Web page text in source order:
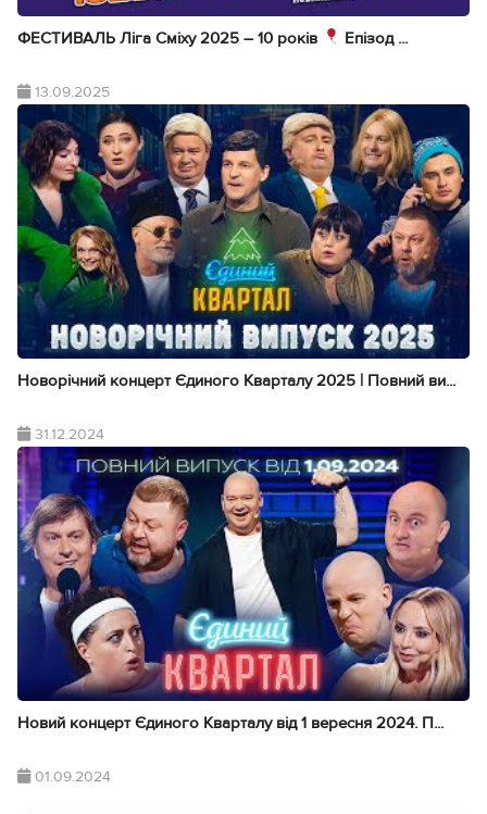
ФЕСТИВАЛЬ Ліга Сміху 2025 – 10 років Епізод ...
13.09.2025
Новорічний концерт Єдиного Кварталу 2025 | Повний ви...
31.12.2024
Новий концерт Єдиного Кварталу від 1 вересня 2024. П...
01.09.2024